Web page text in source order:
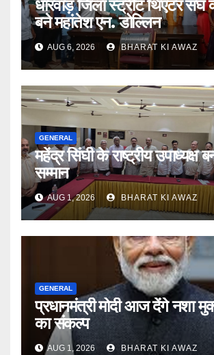
धारवाड़ जिला स्ट्रीट थिएटर संघ
बने महांतेश एन. डोल्लिन
AUG 6, 2026 BHARAT KI AWAZ
GENERAL
महेंद्र सिंघी के राष्ट्रीय
सम्मान
AUG 1, 2026 BHARAT KI AWAZ
GENERAL
प्रधानमंत्री मोदी आज देंगे नशा
का संकल्प
AUG 1, 2026 BHARAT KI AWAZ